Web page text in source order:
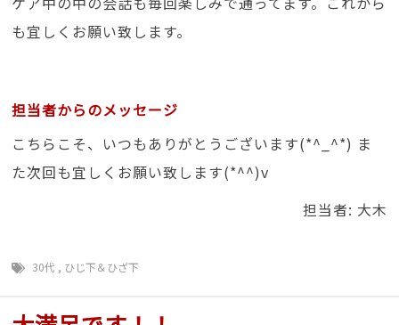
も宜しくお願い致します。
担当者からのメッセージ
こちらこそ、いつもありがとうございます(*^_^*) ま
た次回も宜しくお願い致します(*^^)v
担当者: 大木
30代 , ひじ下＆ひざ下